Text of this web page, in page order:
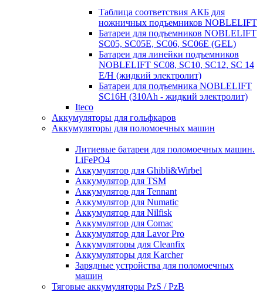
Таблица соответствия АКБ для
ножничных подъемников NOBLELIFT
Батареи для подъемников NOBLELIFT
SC05, SC05E, SC06, SC06E (GEL)
Батареи для линейки подъемников
NOBLELIFT SC08, SC10, SC12, SC 14
E/H (жидкий электролит)
Батареи для подъемника NOBLELIFT
SC16H (310Ah - жидкий электролит)
Iteco
Аккумуляторы для гольфкаров
Аккумуляторы для поломоечных машин
Литиевые батареи для поломоечных машин.
LiFePO4
Аккумулятор для Ghibli&Wirbel
Аккумулятор для TSM
Аккумулятор для Tennant
Аккумулятор для Numatic
Аккумулятор для Nilfisk
Аккумулятор для Comac
Аккумулятор для Lavor Pro
Аккумуляторы для Cleanfix
Аккумуляторы для Karcher
Зарядные устройства для поломоечных
машин
Тяговые аккумуляторы PzS / PzB